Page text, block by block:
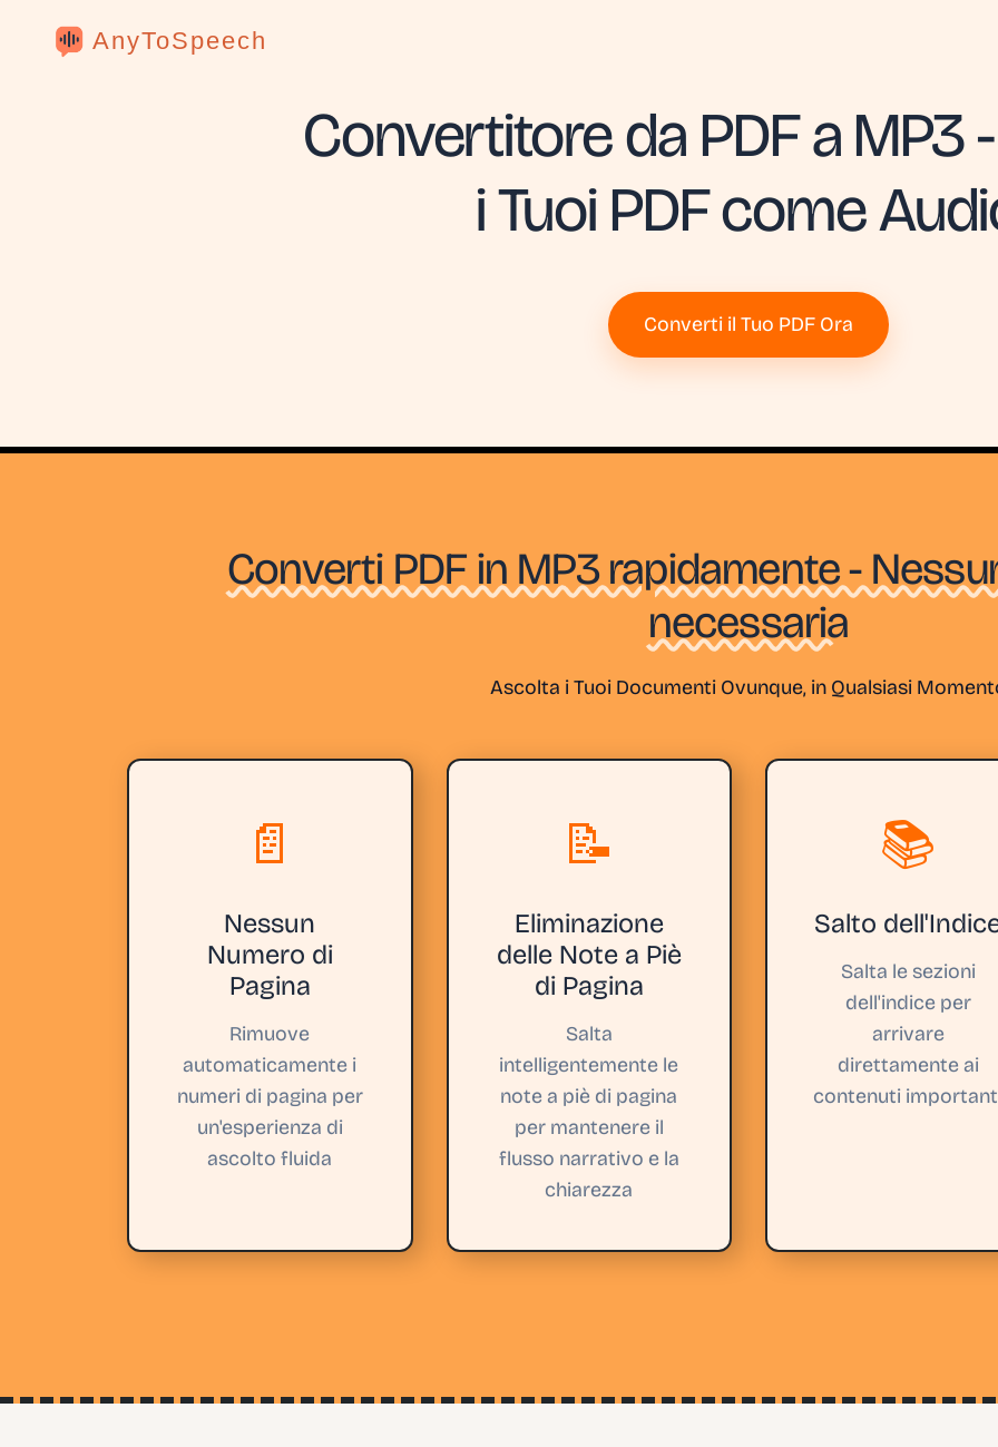
AnyToSpeech
Convertitore da PDF a MP3
i Tuoi PDF come
Converti il Tuo PDF Ora
Converti PDF in MP3 rapidamente -
necessaria
Ascolta i Tuoi Documenti Ovunque, in Qualsiasi
📄
Nessun
Numero di
Pagina
Rimuove
automaticamente i
numeri di pagina per
un'esperienza di
ascolto fluida
📝
Eliminazione
delle Note a Piè
di Pagina
Salta
intelligentemente le
note a piè di pagina
per mantenere il
flusso narrativo e la
chiarezza
📚
Salto
Salta le sezioni
dell'indice per
arrivare
direttamente ai
contenuti